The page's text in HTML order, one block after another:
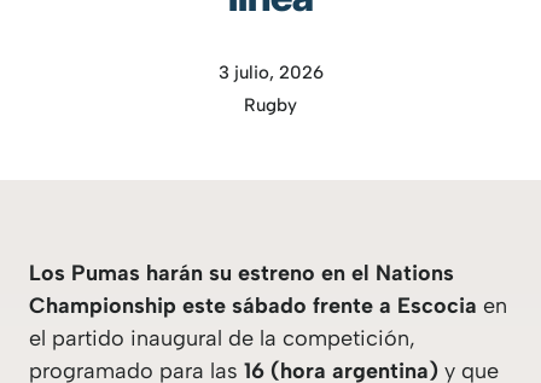
3 julio, 2026
Rugby
Los Pumas harán su estreno en el Nations
Championship este sábado frente a Escocia en
el partido inaugural de la competición,
programado para las 16 (hora argentina) y que